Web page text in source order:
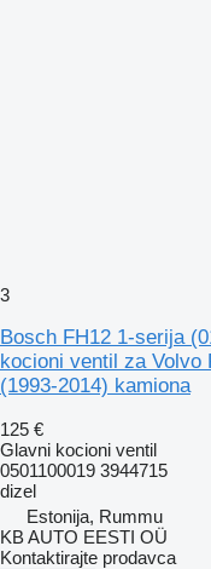
3
Bosch FH12 1-serija
kocioni ventil za Volvo
(1993-2014) kamiona
125 €
Glavni kocioni ventil
0501100019 3944715
dizel
Estonija, Rummu
KB AUTO EESTI OÜ
Kontaktirajte prodavca